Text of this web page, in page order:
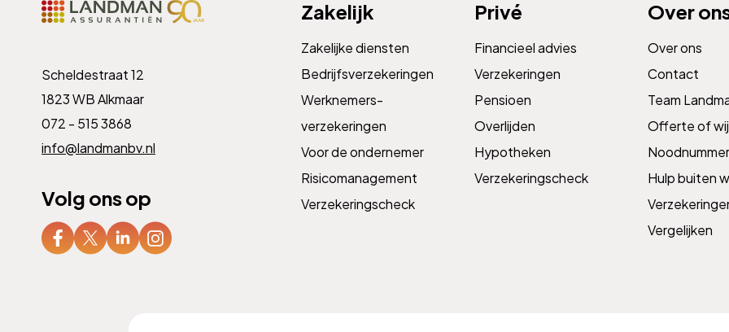
Scheldestraat 12
1823 WB Alkmaar
072 - 515 3868
info@landmanbv.nl
Volg ons op
Zakelijk
Zakelijke diensten
Bedrijfsverzekeringen
Werknemers­­
verzekeringen
Voor de ondernemer
Risicomanagement
Verzekeringscheck
Privé
Financieel advies
Verzekeringen
Pensioen
Overlijden
Hypotheken
Verzekeringscheck
Over
Over ons
Contact
Team
Offerte of
Hulp buiten
Vergelijken